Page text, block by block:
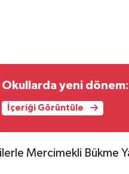
Okullarda yeni
İçeriği Görüntüle
Mercimekli Bükme